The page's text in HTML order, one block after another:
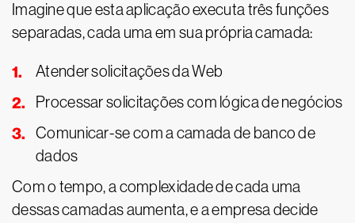
Imagine que esta aplicação executa três funções
separadas, cada uma em sua própria camada:
Atender solicitações da Web
Processar solicitações com lógica de negócios
Comunicar-se com a camada de banco de
dados
Com o tempo, a complexidade de cada uma
dessas camadas aumenta, e a empresa decide